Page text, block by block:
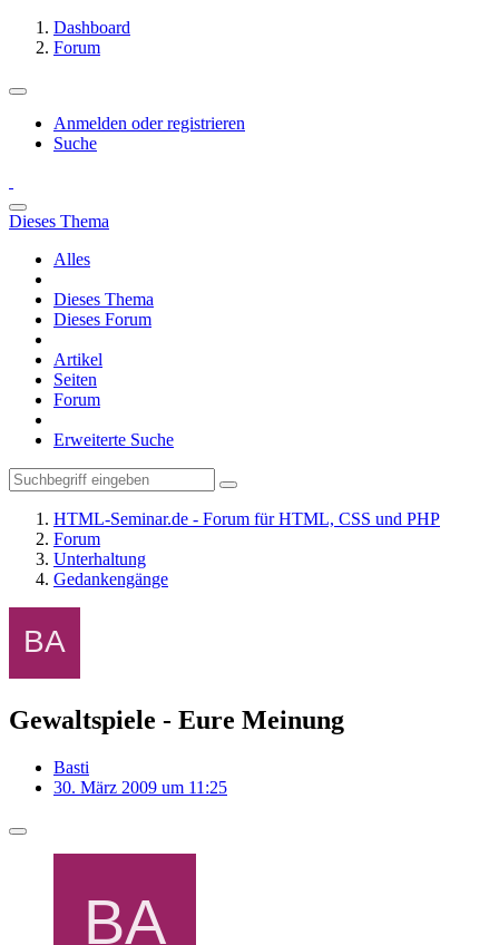
Dashboard
Forum
Anmelden oder registrieren
Suche
Dieses Thema
Alles
Dieses Thema
Dieses Forum
Artikel
Seiten
Forum
Erweiterte Suche
HTML-Seminar.de - Forum für HTML, CSS und PHP
Forum
Unterhaltung
Gedankengänge
Gewaltspiele - Eure Meinung
Basti
30. März 2009 um 11:25